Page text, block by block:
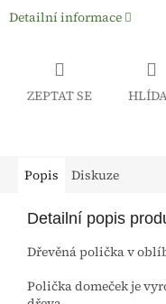
Detailní informace
ZEPTAT SE
Popis Diskuze
Detailní popis
Dřevěná polička v
Polička domeček je